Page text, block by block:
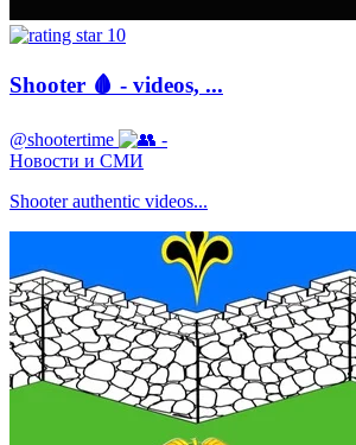
10
Shooter 🩸 - videos, ...
@shootertime
-
Новости и СМИ
Shooter authentic videos...